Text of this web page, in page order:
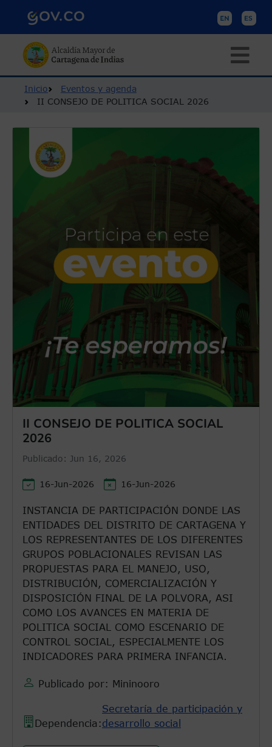
Ruta de navegación
Inicio
Eventos y agenda
II CONSEJO DE POLITICA SOCIAL 2026
II CONSEJO DE POLITICA SOCIAL
2026
Publicado: Jun 16, 2026
16-Jun-2026 16-Jun-2026
INSTANCIA DE PARTICIPACIÓN DONDE LAS
ENTIDADES DEL DISTRITO DE CARTAGENA Y
LOS REPRESENTANTES DE LOS DIFERENTES
GRUPOS POBLACIONALES REVISAN LAS
PROPUESTAS PARA EL MANEJO, USO,
DISTRIBUCIÓN, COMERCIALIZACIÓN Y
DISPOSICIÓN FINAL DE LA POLVORA, ASI
COMO LOS AVANCES EN MATERIA DE
POLITICA SOCIAL COMO ESCENARIO DE
CONTROL SOCIAL, ESPECIALMENTE LOS
INDICADORES PARA PRIMERA INFANCIA.
Publicado por: Mininooro
Dependencia:
Secretaría de participación y
desarrollo social